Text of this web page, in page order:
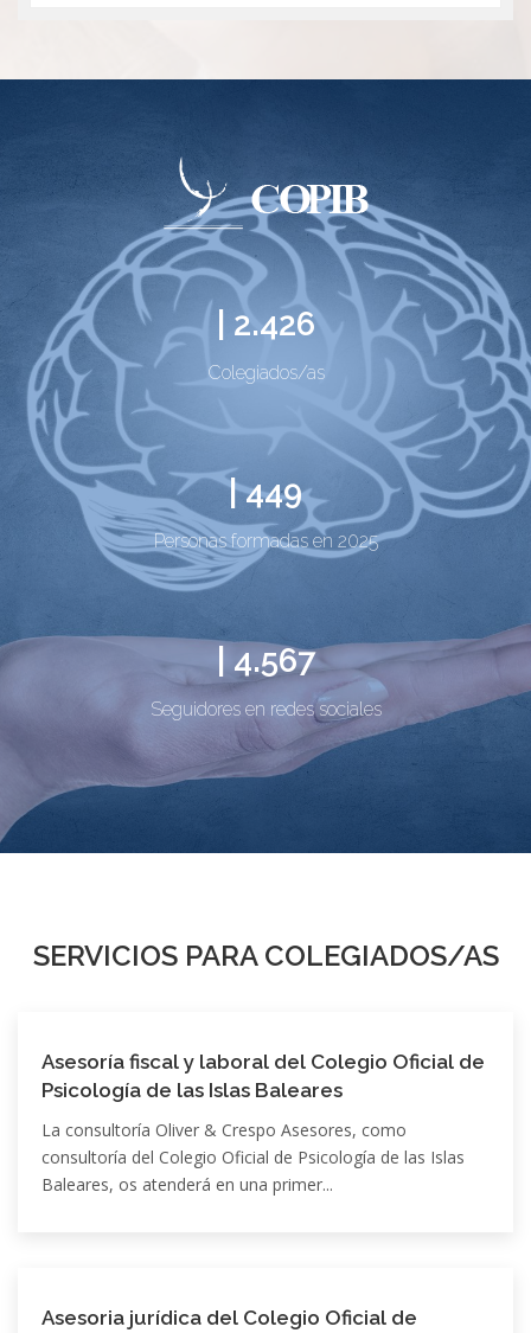
| 2.426
Colegiados/as
| 449
Personas formadas en 2025
| 4.567
Seguidores en redes sociales
SERVICIOS PARA COLEGIADOS/AS
Asesoría fiscal y laboral del Colegio Oficial de
Psicología de las Islas Baleares
La consultoría Oliver & Crespo Asesores, como
consultoría del Colegio Oficial de Psicología de las Islas
Baleares, os atenderá en una primer...
Asesoria jurídica del Colegio Oficial de